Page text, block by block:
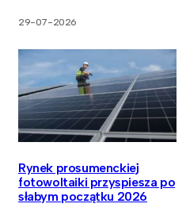
29-07-2026
Rynek prosumenckiej
fotowoltaiki przyspiesza po
słabym początku 2026